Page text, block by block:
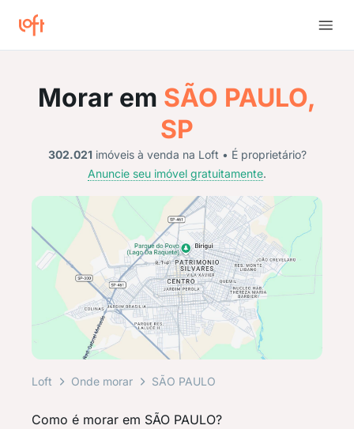
Morar em SÃO PAULO,
SP
302.021 imóveis à venda na Loft • É proprietário?
Anuncie seu imóvel gratuitamente.
Loft Onde morar SÃO PAULO
Como é morar em SÃO PAULO?